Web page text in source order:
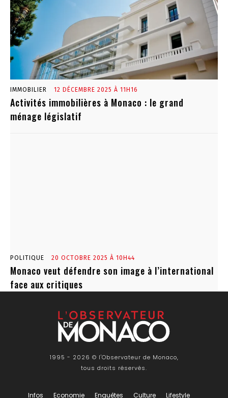
IMMOBILIER 12 DÉCEMBRE 2025 À 11H16
Activités immobilières à Monaco : le grand
ménage législatif
POLITIQUE 20 OCTOBRE 2025 À 10H44
Monaco veut défendre son image à l’international
face aux critiques
1995 - 2026 © l'Observateur de Monaco,
tous droits réservés.
Infos Economie Enquêtes Culture Lifestyle